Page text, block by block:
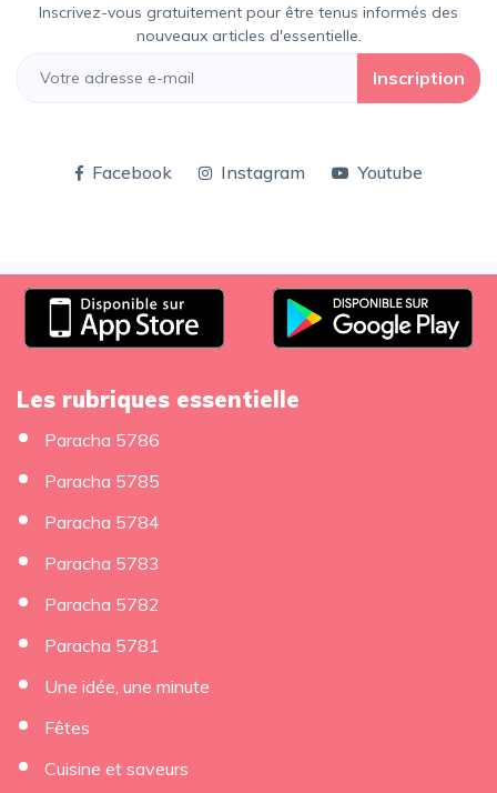
Inscrivez-vous gratuitement pour être tenus informés des
nouveaux articles d'essentielle.
Inscription
Facebook Instagram Youtube
Les rubriques essentielle
Paracha 5786
Paracha 5785
Paracha 5784
Paracha 5783
Paracha 5782
Paracha 5781
Une idée, une minute
Fêtes
Cuisine et saveurs